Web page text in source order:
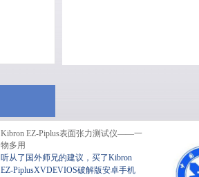
Kibron EZ-Piplus表面张力测试仪——一
物多用
听从了国外师兄的建议，买了Kibron
EZ-PiplusXVDEVIOS破解版安卓手机